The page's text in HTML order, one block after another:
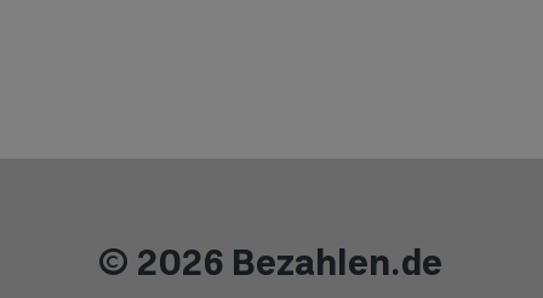
© 2026 Bezahlen.de